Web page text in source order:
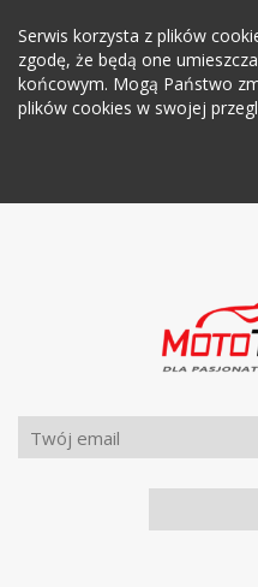
Serwis korzysta z plików
zgodę, że będą one
końcowym. Mogą Państwo
plików cookies w swojej